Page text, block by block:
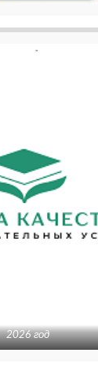
2026 год